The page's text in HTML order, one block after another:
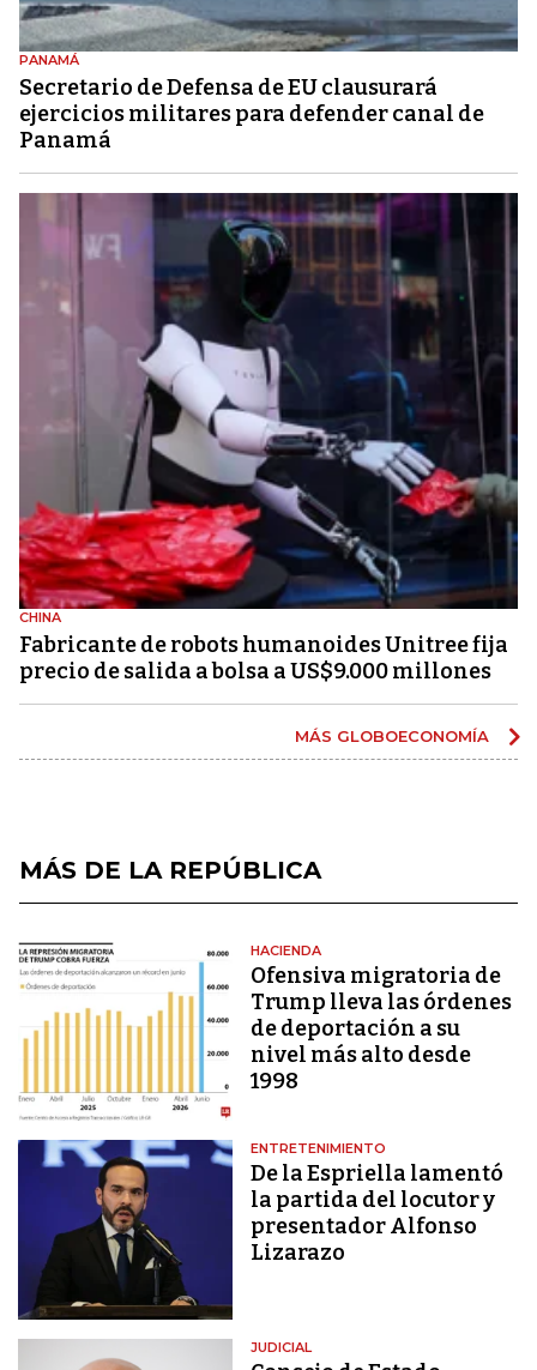
PANAMÁ
Secretario de Defensa de EU clausurará
ejercicios militares para defender canal de
Panamá
CHINA
Fabricante de robots humanoides Unitree fija
precio de salida a bolsa a US$9.000 millones
MÁS GLOBOECONOMÍA
MÁS DE LA REPÚBLICA
HACIENDA
Ofensiva migratoria de
Trump lleva las órdenes
de deportación a su
nivel más alto desde
1998
ENTRETENIMIENTO
De la Espriella lamentó
la partida del locutor y
presentador Alfonso
Lizarazo
JUDICIAL